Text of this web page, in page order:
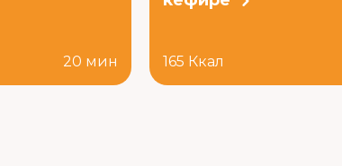
20 мин 165 Ккал